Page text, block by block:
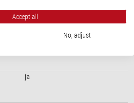
ja
Accept all
No, adjust